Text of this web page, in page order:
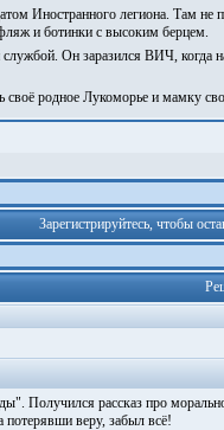
Иностранного легиона. Там
и ботинки с высоким берцем.
службой. Он заразился ВИЧ,
своё родное Лукоморье и мамку
Зарегистрируйтесь, чтобы
Получился рассказ про
потерявши веру, забыл всё!